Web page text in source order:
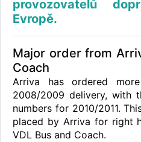
provozovatelů
Evropě.
Major order from
Coach
Arriva has ordered
2008/2009 delivery, with
numbers for 2010/2011.
placed by Arriva for right
VDL Bus and Coach.